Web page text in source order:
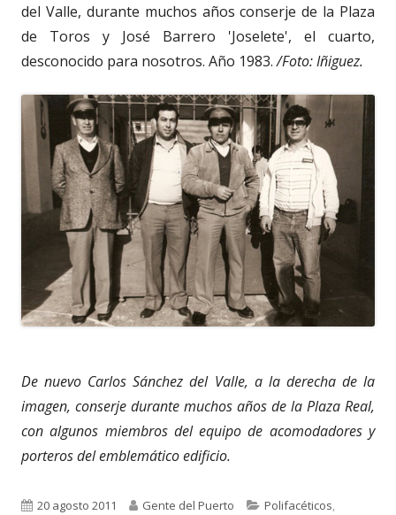
del Valle, durante muchos años conserje de la Plaza
de Toros y José Barrero 'Joselete', el cuarto,
desconocido para nosotros. Año 1983./Foto: Iñiguez.
De nuevo Carlos Sánchez del Valle, a la derecha de la
imagen, conserje durante muchos años de la Plaza Real,
con algunos miembros del equipo de acomodadores y
porteros del emblemático edificio.
Publicado
20 agosto 2011 Autor
Gente del Puerto Categorías
Polifacéticos,